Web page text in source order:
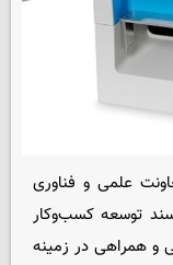
علمی و فناوری
توسعه کسب‌وکار
و همراهی در زمینه